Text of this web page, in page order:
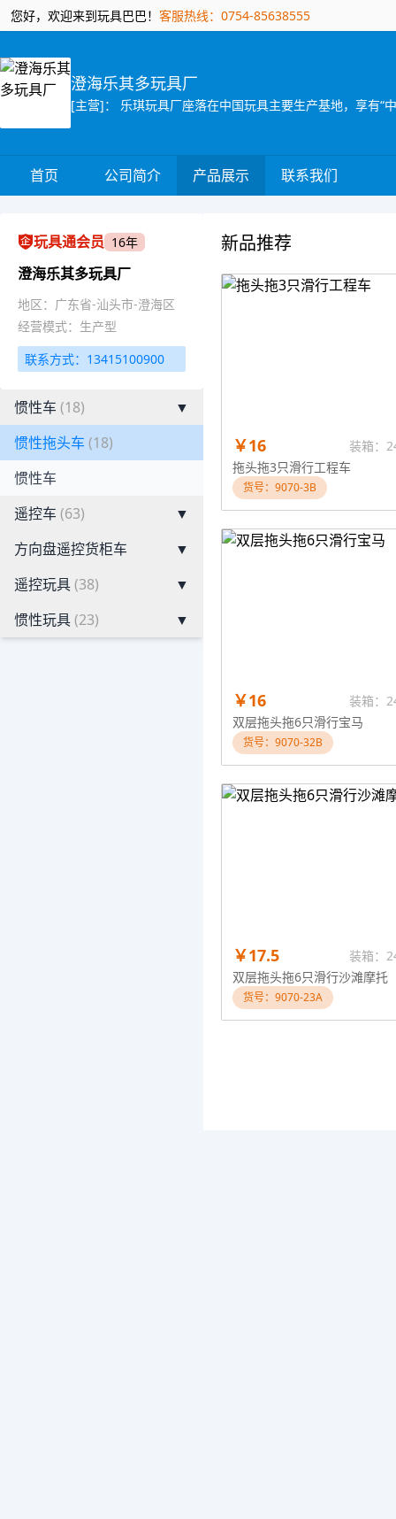
您好，欢迎来到玩具巴巴！ 客服热线：0754-85638555
澄海乐其多玩具厂
首页 公司简介 产品展示 联系我们
玩具通会员 16年
澄海乐其多玩具厂
地区：广东省-汕头市-澄海区
经营模式：生产型
联系方式：13415100900
惯性车 (18)
▼
惯性拖头车 (18)
惯性车
遥控车 (63)
▼
方向盘遥控货柜车
▼
遥控玩具(38)
▼
惯性玩具(23) ▼
新品推荐
￥16
装箱：
拖头拖3只滑行工程车
货号：9070-3B
￥16
装箱：
双层拖头拖6只滑行宝马
货号：9070-32B
￥17.5
装箱：
双层拖头拖6只滑行沙滩摩托
货号：9070-23A